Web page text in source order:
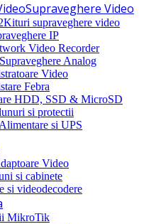
Supraveghere Video
Kituri supraveghere video
IP
Video Recorder
Analog
Video
Febra
HDD, SSD & MicroSD
si protectii
si UPS
Video
si cabinete
si videodecodere
MikroTik